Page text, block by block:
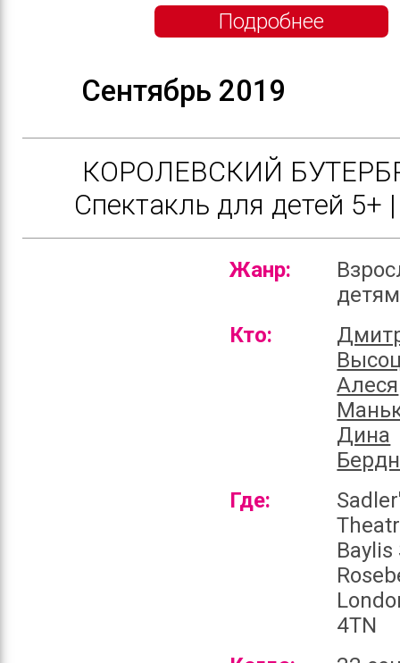
Подробнее
Сентябрь 2019
КОРОЛЕВСКИЙ
Cпектакль для детей 5+
Жанр:
детям
Кто:
Алеся
Дина
Где:
Baylis
4TN